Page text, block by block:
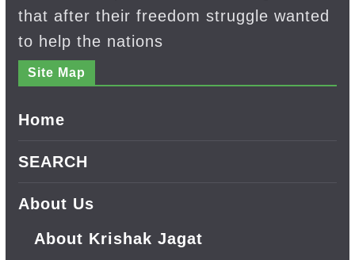
that after their freedom struggle wanted
to help the nations
Site Map
Home
SEARCH
About Us
About Krishak Jagat